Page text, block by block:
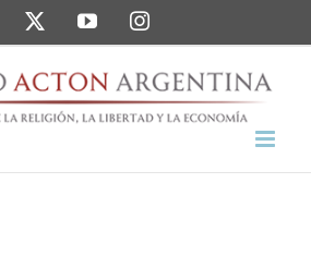
FacebookTwitterYouTubeInstagram